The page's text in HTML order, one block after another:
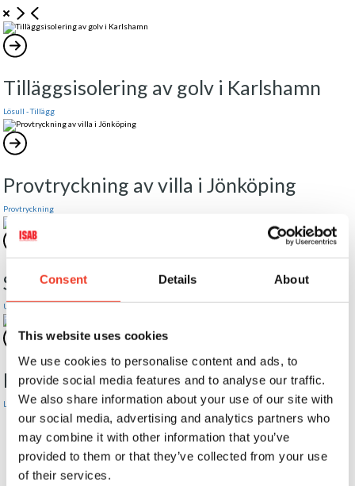
Consent Details About
This website uses cookies
We use cookies to personalise content and ads, to
provide social media features and to analyse our traffic.
We also share information about your use of our site with
our social media, advertising and analytics partners who
may combine it with other information that you’ve
provided to them or that they’ve collected from your use
of their services.
Tilläggsisolering av golv i Karlshamn
Lösull - Tillägg
Provtryckning av villa i Jönköping
Provtryckning
Suga ut lösullsisolering i fastigheter
Utsugning
Flerbostadshus i Oskarshamn
Lösull - Tillägg